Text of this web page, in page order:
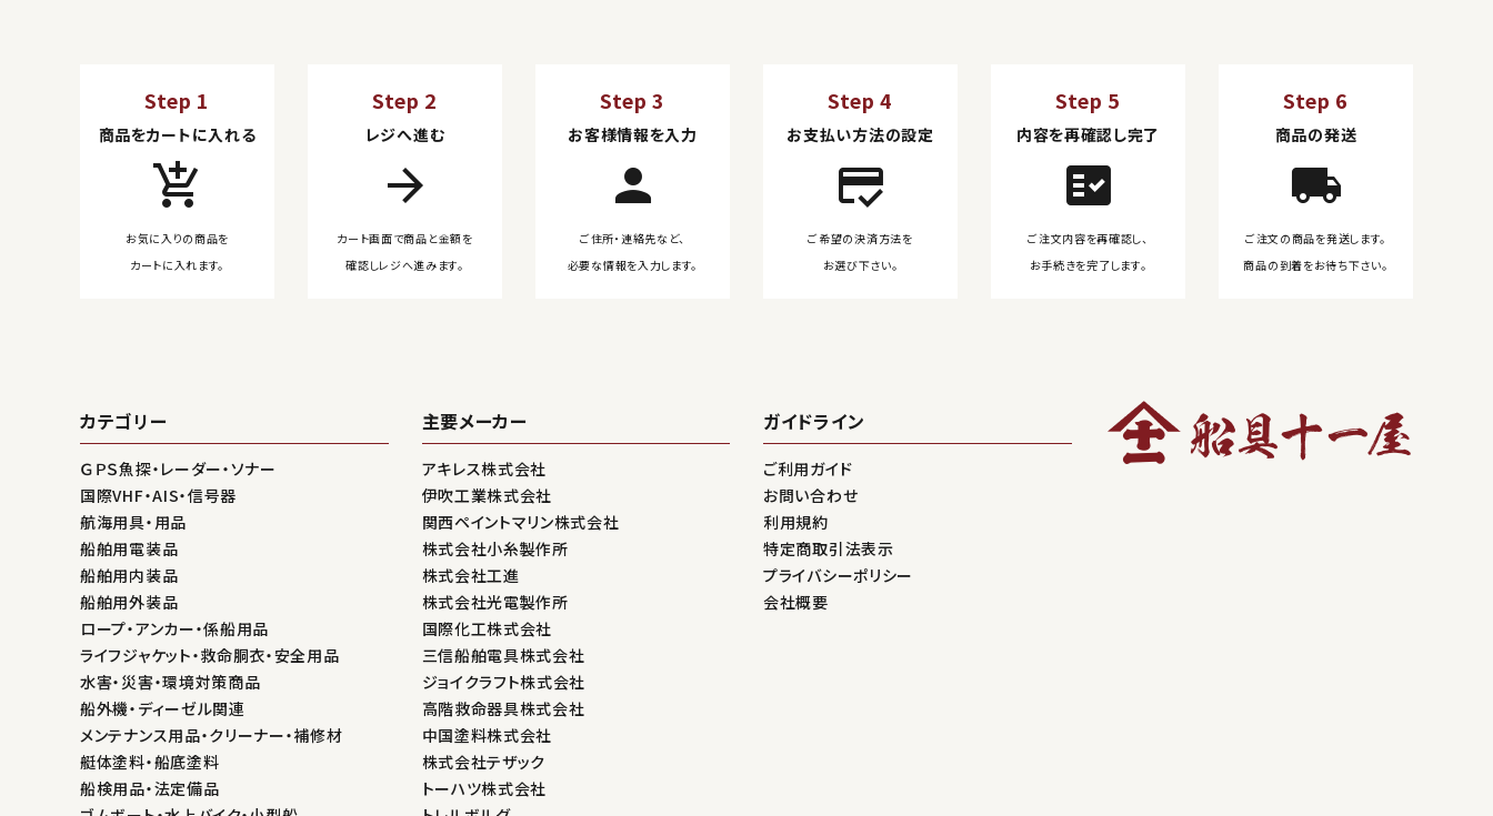
Step 1
商品をカートに入れる
add_shopping_cart
お気に入りの商品を
カートに入れます。
Step 2
レジへ進む
arrow_forward
カート画面で商品と金額を
確認しレジへ進みます。
Step 3
お客様情報を入力
person
ご住所・連絡先など、
必要な情報を入力します。
Step 4
お支払い方法の設定
credit_score
ご希望の決済方法を
お選び下さい。
Step 5
内容を再確認し完了
fact_check
ご注文内容を再確認し、
お手続きを完了します。
Step 6
商品の発送
local_shipping
ご注文の商品を発送します。
商品の到着をお待ち下さい。
カテゴリー
ＧＰＳ魚探・レーダー・ソナー
国際VHF・AIS・信号器
航海用具・用品
船舶用電装品
船舶用内装品
船舶用外装品
ロープ・アンカー・係船用品
ライフジャケット・救命胴衣・安全用品
水害・災害・環境対策商品
船外機・ディーゼル関連
メンテナンス用品・クリーナー・補修材
艇体塗料・船底塗料
船検用品・法定備品
主要メーカー
アキレス株式会社
伊吹工業株式会社
関西ペイントマリン株式会社
株式会社小糸製作所
株式会社工進
株式会社光電製作所
国際化工株式会社
三信船舶電具株式会社
ジョイクラフト株式会社
高階救命器具株式会社
中国塗料株式会社
株式会社テザック
トーハツ株式会社
ガイドライン
ご利用ガイド
お問い合わせ
利用規約
特定商取引法表示
プライバシーポリシー
会社概要